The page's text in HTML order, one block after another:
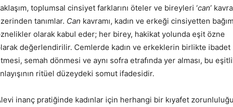
toplumsal cinsiyet farklarını öteler ve bireyleri ‘can’
tanımlar. Can kavramı, kadın ve erkeği cinsiyetten
olarak kabul eder; her birey, hakikat yolunda eşit özne
değerlendirilir. Cemlerde kadın ve erkeklerin birlikte ibadet
semah dönmesi ve aynı sofra etrafında yer alması, bu
ritüel düzeydeki somut ifadesidir.
inanç pratiğinde kadınlar için herhangi bir kıyafet zorunluluğu